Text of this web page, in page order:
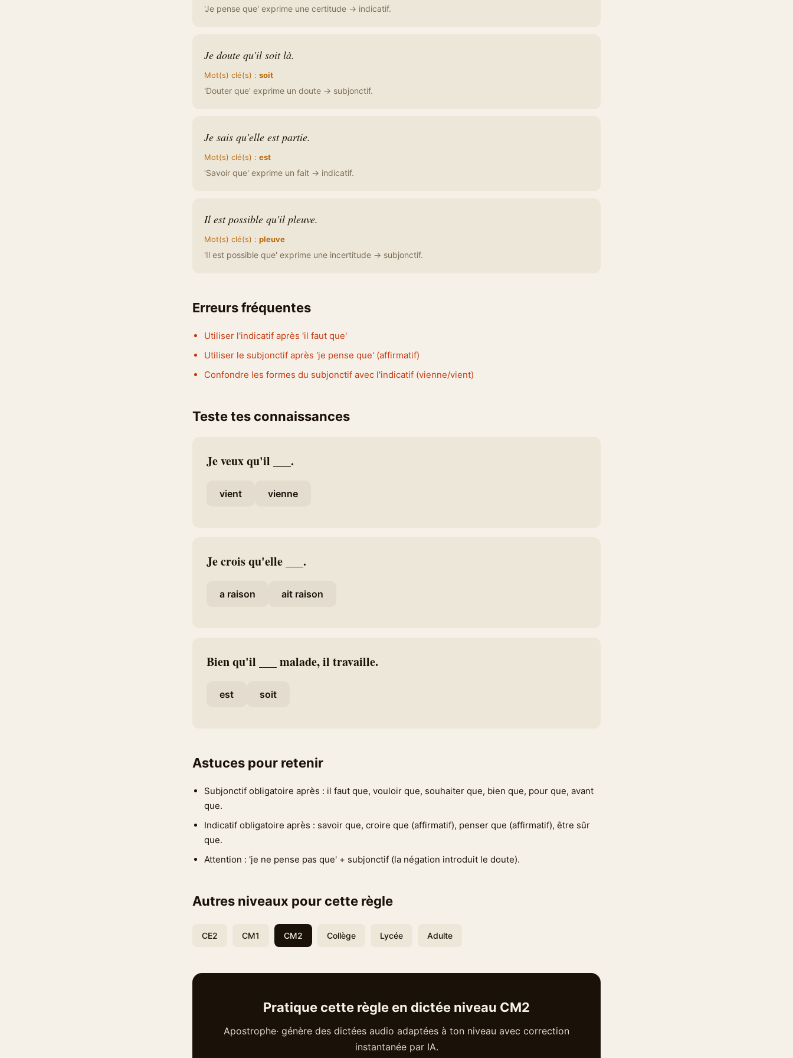
'Je pense que' exprime une certitude → indicatif.
Je doute qu'il soit là.
Mot(s) clé(s) : soit
'Douter que' exprime un doute → subjonctif.
Je sais qu'elle est partie.
Mot(s) clé(s) : est
'Savoir que' exprime un fait → indicatif.
Il est possible qu'il pleuve.
Mot(s) clé(s) : pleuve
'Il est possible que' exprime une incertitude → subjonctif.
Erreurs fréquentes
Utiliser l'indicatif après 'il faut que'
Utiliser le subjonctif après 'je pense que' (affirmatif)
Confondre les formes du subjonctif avec l'indicatif (vienne/vient)
Teste tes connaissances
Je veux qu'il ___.
vient vienne
Je crois qu'elle ___.
a raison ait raison
Bien qu'il ___ malade, il travaille.
est soit
Astuces pour retenir
Subjonctif obligatoire après : il faut que, vouloir que, souhaiter que, bien que, pour que, avant
que.
Indicatif obligatoire après : savoir que, croire que (affirmatif), penser que (affirmatif), être sûr
que.
Attention : 'je ne pense pas que' + subjonctif (la négation introduit le doute).
Autres niveaux pour cette règle
CE2 CM1 CM2 Collège Lycée Adulte
Pratique cette règle en dictée niveau CM2
Apostrophe· génère des dictées audio adaptées à ton niveau avec correction
instantanée par IA.